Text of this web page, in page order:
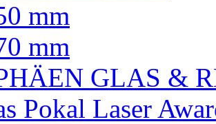
mm
mm
GLAS &
Pokal Laser